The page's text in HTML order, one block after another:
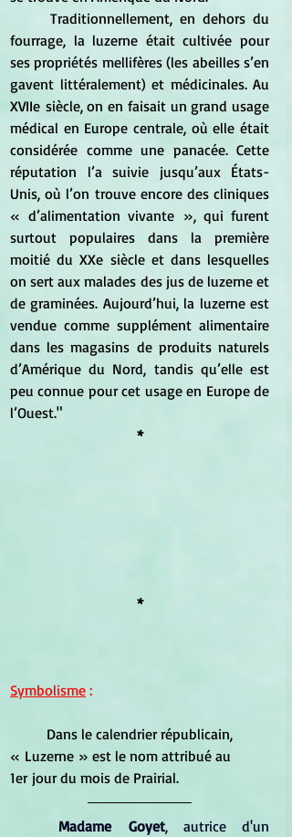
fourrage, la luzerne était cultivée pour
ses propriétés mellifères (les abeilles s’en
gavent littéralement) et médicinales. Au
XVIIe siècle, on en faisait un grand usage
médical en Europe centrale, où elle était
considérée comme une panacée. Cette
réputation l’a suivie jusqu’aux États-
Unis, où l’on trouve encore des cliniques
« d’alimentation vivante », qui furent
surtout populaires dans la première
moitié du XXe siècle et dans lesquelles
on sert aux malades des jus de luzerne et
de graminées. Aujourd’hui, la luzerne est
vendue comme supplément alimentaire
dans les magasins de produits naturels
d’Amérique du Nord, tandis qu’elle est
peu connue pour cet usage en Europe de
l’Ouest."
*
*
Symbolisme :
« Luzerne » est le nom attribué au
1er jour du mois de Prairial.
Madame Goyet, autrice d'un